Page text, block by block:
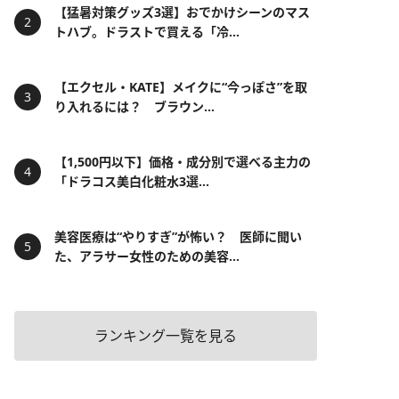
【猛暑対策グッズ3選】おでかけシーンのマス
トハブ。ドラストで買える「冷...
【エクセル・KATE】メイクに“今っぽさ”を取
り入れるには？ ブラウン...
【1,500円以下】価格・成分別で選べる主力の
「ドラコス美白化粧水3選...
美容医療は“やりすぎ”が怖い？ 医師に聞い
た、アラサー女性のための美容...
ランキング一覧を見る